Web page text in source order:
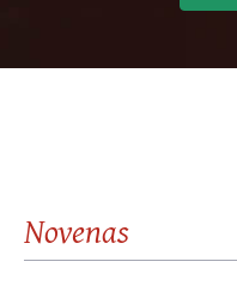
Novenas